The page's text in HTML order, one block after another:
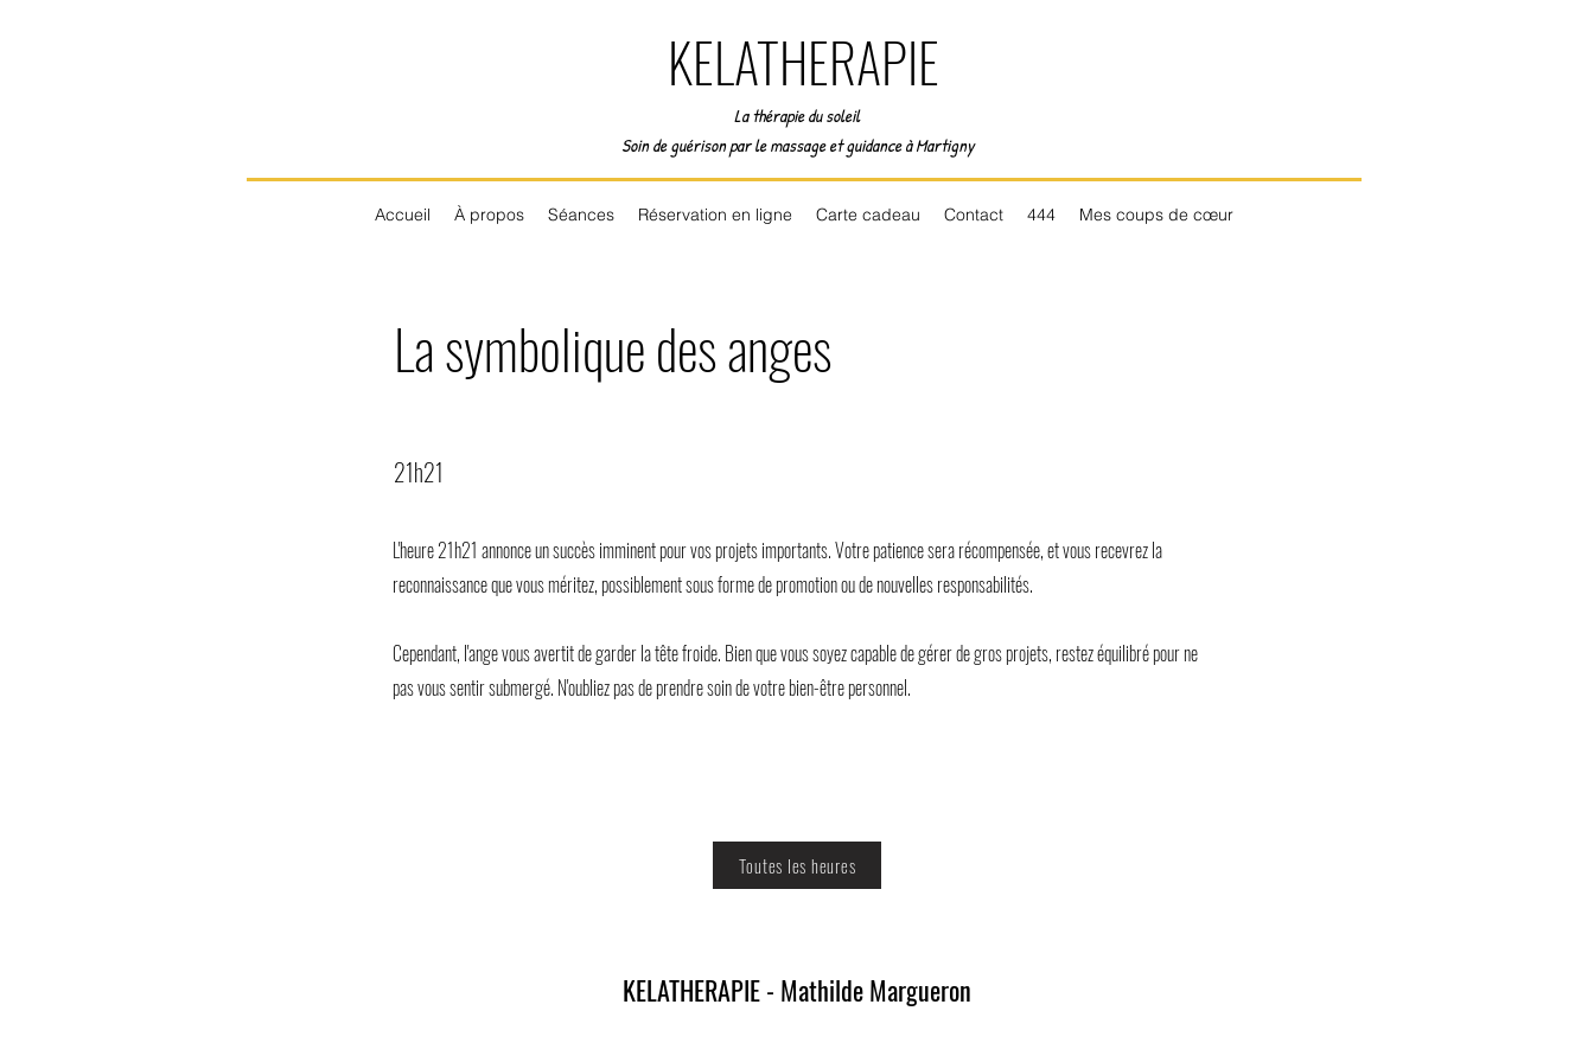
KELATHERAPIE
La thérapie du soleil
Soin de guérison par le massage et guidance à Martigny
Accueil À propos Séances Réservation en ligne Carte cadeau Contact 444 Mes coups de cœur
La symbolique des anges
21h21
L'heure 21h21 annonce un succès imminent pour vos projets importants. Votre patience sera récompensée, et vous recevrez la
reconnaissance que vous méritez, possiblement sous forme de promotion ou de nouvelles responsabilités.
Cependant, l'ange vous avertit de garder la tête froide. Bien que vous soyez capable de gérer de gros projets, restez équilibré pour ne
pas vous sentir submergé. N'oubliez pas de prendre soin de votre bien-être personnel.
Toutes les heures
KELATHERAPIE - Mathilde Margueron